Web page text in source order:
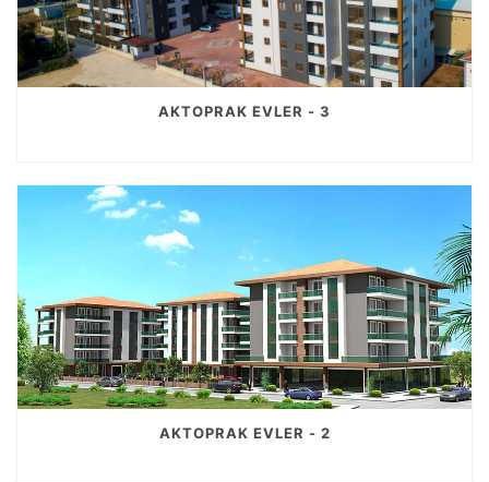
AKTOPRAK EVLER - 3
AKTOPRAK EVLER - 2